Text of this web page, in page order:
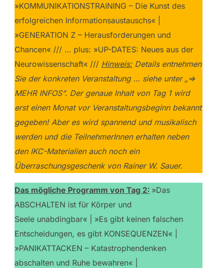
»KOMMUNIKATIONSTRAINING – Die Kunst des
erfolgreichen Informationsaustauschs« |
»GENERATION Z – Herausforderungen und
Chancen« /// … plus: »UP-DATES: Neues aus der
Neurowissenschaft« /// Hinweis:Details entnehmen
Sie der konkreten Veranstaltung … siehe unter „=>
MEHR INFOS“. Der genaue Inhalt von Tag 1 wird
erst einen Monat vor Veranstaltungsbeginn bekannt
gegeben! Aber es wird spannend und musikalisch
werden und die TeilnehmerInnen erhalten neben
den IKC-Materialien auch noch ein
Überraschungsgeschenk von Rainer W. Sauer.
Das mögliche Programm von Tag 2: »Das
ABSCHALTEN ist für Körper und
Seele unabdingbar« | »Es gibt keinen falschen
Entscheidungen, es gibt KONSEQUENZEN« |
»PANIKATTACKEN – Katastrophendenken
abschalten und Ruhe bewahren« |